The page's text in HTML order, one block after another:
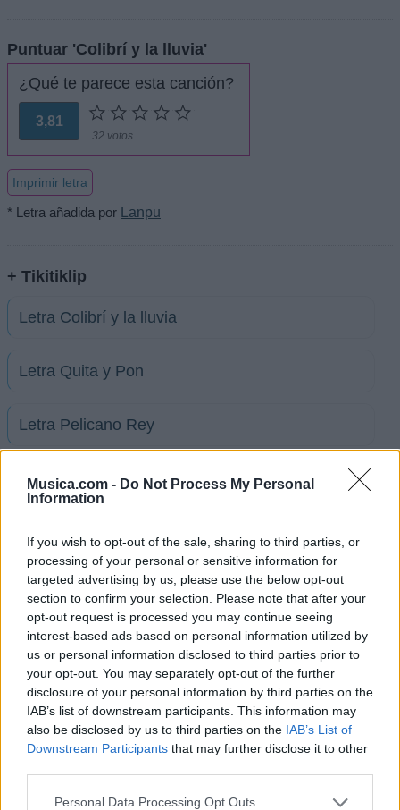
Musica.com - Do Not Process My Personal
Information
If you wish to opt-out of the sale, sharing to third parties, or
processing of your personal or sensitive information for
targeted advertising by us, please use the below opt-out
section to confirm your selection. Please note that after your
opt-out request is processed you may continue seeing
interest-based ads based on personal information utilized by
us or personal information disclosed to third parties prior to
your opt-out. You may separately opt-out of the further
disclosure of your personal information by third parties on the
IAB’s list of downstream participants. This information may
also be disclosed by us to third parties on the IAB’s List of
Downstream Participants that may further disclose it to other
Personal Data Processing Opt Outs
Puntuar 'Colibrí y la lluvia'
¿Qué te parece esta canción?
3,81
32 votos
Imprimir letra
* Letra añadida por Lanpu
+ Tikitiklip
Letra Colibrí y la lluvia
Letra Quita y Pon
Letra Pelicano Rey
Letra El soldado Trifaldón
Letra Viaje a Concepcion
Letra Poki y Taki
Letra La Señorita Aseñorada
+ Letras de Tikitiklip
Biografía Ranking Foro